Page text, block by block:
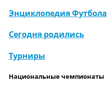
Энциклопедия Футбола
Сегодня родились
Турниры
Национальные чемпионаты